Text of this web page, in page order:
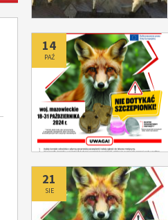
Dodano
14
PAŹ
Dodano
21
SIE